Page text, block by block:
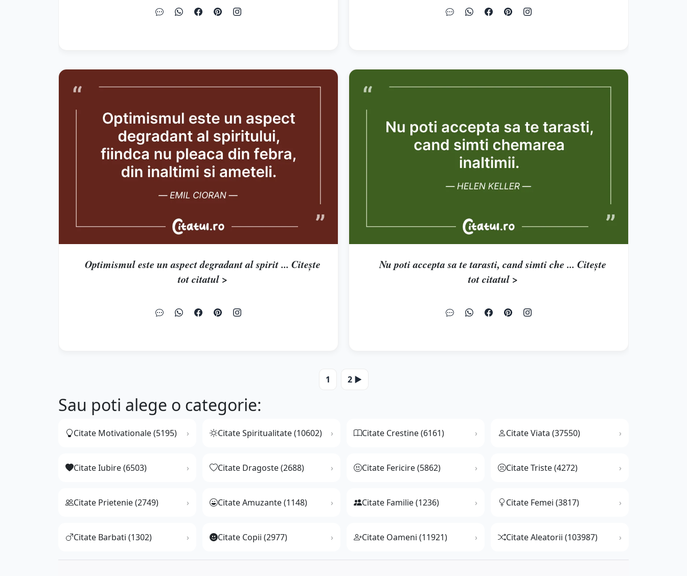
Optimismul este un aspect degradant al spirit ... Citește
tot citatul >
Nu poti accepta sa te tarasti, cand simti che ... Citește
tot citatul >
1 2 ▶️
Sau poti alege o categorie:
Citate Motivationale (5195) Citate Spiritualitate (10602) Citate Crestine (6161) Citate Viata (37550)
Citate Iubire (6503) Citate Dragoste (2688) Citate Fericire (5862) Citate Triste (4272)
Citate Prietenie (2749) Citate Amuzante (1148) Citate Familie (1236) Citate Femei (3817)
Citate Barbati (1302) Citate Copii (2977) Citate Oameni (11921) Citate Aleatorii (103987)